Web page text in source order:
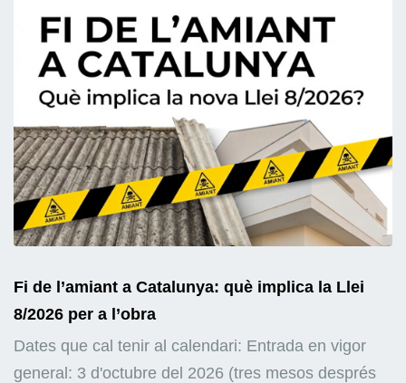
Fi de l’amiant a Catalunya: què implica la Llei
8/2026 per a l’obra
Dates que cal tenir al calendari: Entrada en vigor
general: 3 d'octubre del 2026 (tres mesos després